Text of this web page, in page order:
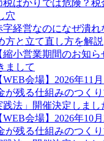
税ばかりでは危険？
穴
字経営なのになぜ潰
方と立て直し方を解説
縮小営業期間のお知ら
まして
WEB会場】2026年11
が残る仕組みのつく
法」開催決定しまし
WEB会場】2026年10
が残る仕組みのつく